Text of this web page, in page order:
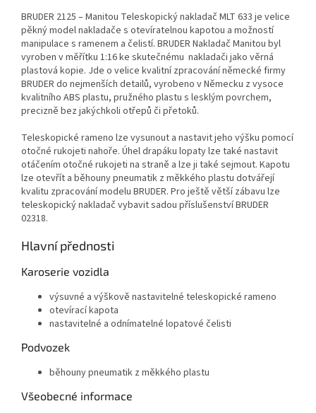
BRUDER 2125 – Manitou Teleskopický nakladač MLT 633 je velice
pěkný model nakladače s otevíratelnou kapotou a možností
manipulace s ramenem a čelistí. BRUDER Nakladač Manitou byl
vyroben v měřítku 1:16 ke skutečnému nakladači jako věrná
plastová kopie. Jde o velice kvalitní zpracování německé firmy
BRUDER do nejmenších detailů, vyrobeno v Německu z vysoce
kvalitního ABS plastu, pružného plastu s lesklým povrchem,
precizně bez jakýchkoli otřepů či přetoků.
Teleskopické rameno lze vysunout a nastavit jeho výšku pomocí
otočné rukojeti nahoře. Úhel drapáku lopaty lze také nastavit
otáčením otočné rukojeti na straně a lze ji také sejmout. Kapotu
lze otevřít a běhouny pneumatik z měkkého plastu dotvářejí
kvalitu zpracování modelu BRUDER. Pro ještě větší zábavu lze
teleskopický nakladač vybavit sadou příslušenství BRUDER
02318.
Hlavní přednosti
Karoserie vozidla
výsuvné a výškově nastavitelné teleskopické rameno
otevírací kapota
nastavitelné a odnímatelné lopatové čelisti
Podvozek
běhouny pneumatik z měkkého plastu
Všeobecné informace